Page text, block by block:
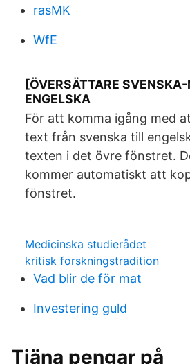
rasMK
WfE
[ÖVERSÄTTARE
ENGELSKA
För att komma igång med
text från svenska till
texten i det övre fönstret.
kommer automatiskt att
fönstret.
Medicinska studierådet
kritisk forskningstradition
Vad blir de för mat
Investering guld
Tjäna pengar på